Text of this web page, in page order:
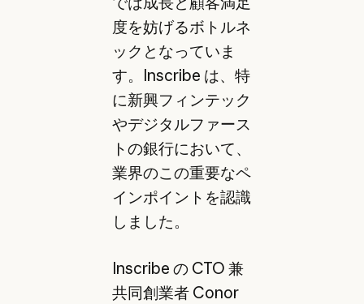
度を妨げるボトルネ
ックとなっていま
す。Inscribe は、特
に新興フィンテック
やデジタルファース
トの銀行において、
業界のこの重要なペ
インポイントを認識
しました。
Inscribe の CTO 兼
共同創業者 Conor